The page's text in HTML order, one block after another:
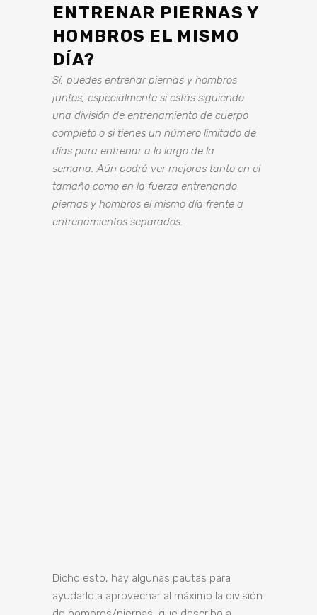
ENTRENAR PIERNAS Y
HOMBROS EL MISMO
DÍA?
Sí, puedes entrenar piernas y hombros
juntos, especialmente si estás siguiendo
una división de entrenamiento de cuerpo
completo o si tienes un número limitado de
días para entrenar a lo largo de la
semana. Aún podrá ver mejoras tanto en el
tamaño como en la fuerza entrenando
piernas y hombros el mismo día frente a
entrenamientos separados.
Dicho esto, hay algunas pautas para
ayudarlo a aprovechar al máximo la división